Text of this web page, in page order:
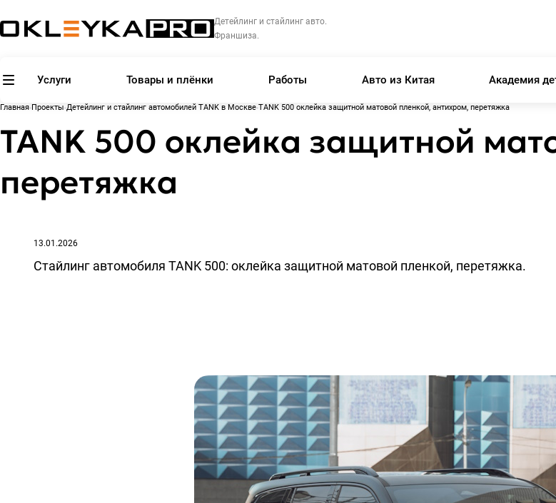
Детейлинг и стайлинг авто.
Франшиза.
Услуги Товары и плёнки Работы Авто из Китая Академия
Главная Проекты Детейлинг и стайлинг автомобилей TANK в Москве TANK 500 оклейка защитной матовой пленкой, антихром, перетяжка
TANK 500 оклейка защитной
перетяжка
13.01.2026
Стайлинг автомобиля TANK 500: оклейка защитной матовой пленкой, перетяжка.